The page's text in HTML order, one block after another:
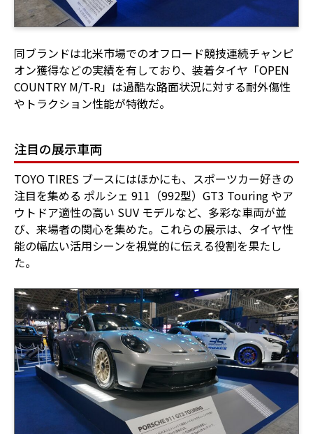
同ブランドは北米市場でのオフロード競技連続チャンピ
オン獲得などの実績を有しており、装着タイヤ「OPEN
COUNTRY M/T-R」は過酷な路面状況に対する耐外傷性
やトラクション性能が特徴だ。
注目の展示車両
TOYO TIRES ブースにはほかにも、スポーツカー好きの
注目を集める ポルシェ 911（992型）GT3 Touring やア
ウトドア適性の高い SUV モデルなど、多彩な車両が並
び、来場者の関心を集めた。これらの展示は、タイヤ性
能の幅広い活用シーンを視覚的に伝える役割を果たし
た。